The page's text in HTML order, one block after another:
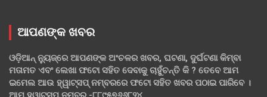
ଆପଣଙ୍କ ଖବର
ଓଡ଼ିଆନ୍ ନ୍ୟୁଜ୍‌ରେ ଆପଣଙ୍କ ଅଂଚଳର ଖବର, ଘଟଣା, ଦୁର୍ଘଟଣା କିମ୍ବା
ମତାମତ ଏବଂ ଲେଖା ଫଟୋ ସହିତ ଦେବାକୁ ଚାହୁଁଚନ୍ତି କି ? ତେବେ ଆମ
ଇମେଲ ଆଉ ହ୍ୱାଟ୍‌ସପ୍ ନମ୍ବରରେ ଫଟୋ ସହିତ ଖବର ପଠାଇ ପାରିବେ ।